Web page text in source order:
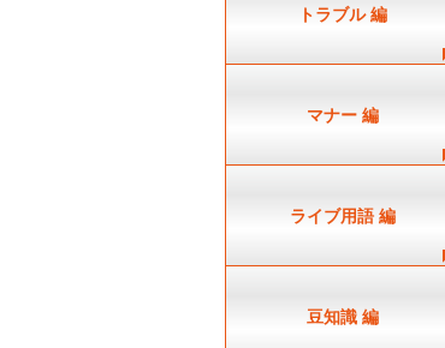
トラブル 編
マナー 編
ライブ用語 編
豆知識 編